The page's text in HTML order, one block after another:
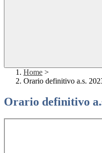
Home >
Orario definitivo a.s.
Orario definitivo